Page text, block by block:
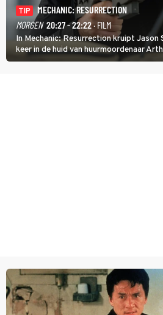
TIP
MECHANIC: RESURRECTION
MORGEN 20:27 - 22:22· FILM
In Mechanic: Resurrection kruipt
keer in de huid van huurmoordenaar
donder op kunt zeggen dat er van